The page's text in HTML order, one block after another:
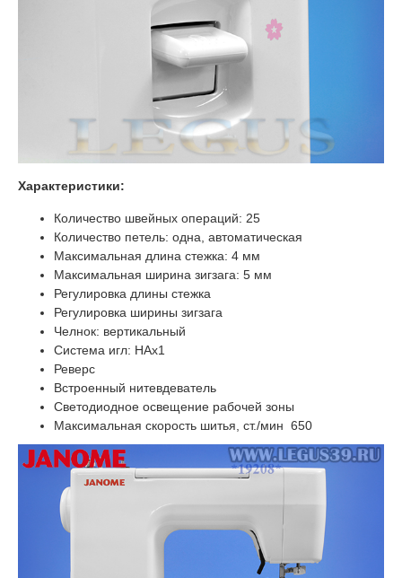
Характеристики:
Количество швейных операций: 25
Количество петель: одна, автоматическая
Максимальная длина стежка: 4 мм
Максимальная ширина зигзага: 5 мм
Регулировка длины стежка
Регулировка ширины зигзага
Челнок: вертикальный
Система игл: HAx1
Реверс
Встроенный нитевдеватель
​Светодиодное освещение рабочей зоны
Максимальная скорость шитья, ст./мин 650